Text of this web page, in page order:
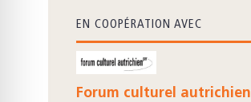
EN COOPÉRATION AVEC
Forum culturel autrichien